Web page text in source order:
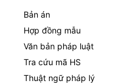
Bản án
Hợp đồng mẫu
Văn bản pháp luật
Tra cứu mã HS
Thuật ngữ pháp lý